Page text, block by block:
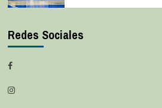
Redes Sociales